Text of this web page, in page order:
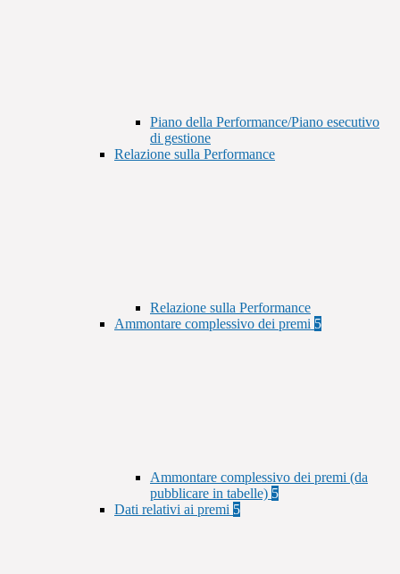
Piano della Performance/Piano esecutivo
di gestione
Relazione sulla Performance
Relazione sulla Performance
Ammontare complessivo dei premi 5
Ammontare complessivo dei premi (da
pubblicare in tabelle) 5
Dati relativi ai premi 5